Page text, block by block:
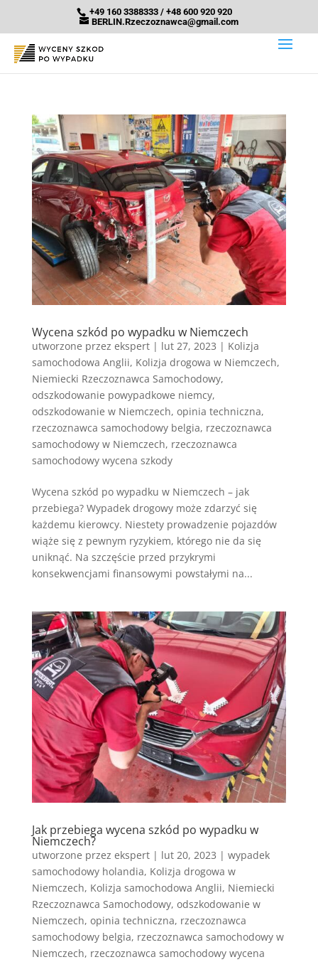
+49 160 3388333 / +48 600 920 920
BERLIN.Rzeczoznawca@gmail.com
Wycena szkód po wypadku w Niemczech
utworzone przez ekspert| lut 27, 2023 | Kolizja
samochodowa Anglii, Kolizja drogowa w Niemczech,
Niemiecki Rzeczoznawca Samochodowy,
odszkodowanie powypadkowe niemcy,
odszkodowanie w Niemczech, opinia techniczna,
rzeczoznawca samochodowy belgia, rzeczoznawca
samochodowy w Niemczech, rzeczoznawca
samochodowy wycena szkody
Wycena szkód po wypadku w Niemczech – jak
przebiega? Wypadek drogowy może zdarzyć się
każdemu kierowcy. Niestety prowadzenie pojazdów
wiąże się z pewnym ryzykiem, którego nie da się
uniknąć. Na szczęście przed przykrymi
konsekwencjami finansowymi powstałymi na...
Jak przebiega wycena szkód po wypadku w
Niemczech?
utworzone przez ekspert| lut 20, 2023 | wypadek
samochodowy holandia, Kolizja drogowa w
Niemczech, Kolizja samochodowa Anglii, Niemiecki
Rzeczoznawca Samochodowy, odszkodowanie w
Niemczech, opinia techniczna, rzeczoznawca
samochodowy belgia, rzeczoznawca samochodowy w
Niemczech, rzeczoznawca samochodowy wycena